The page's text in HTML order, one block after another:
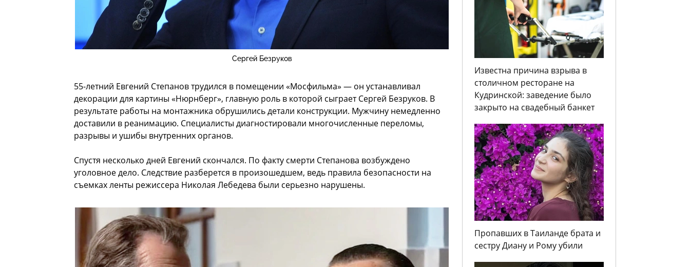
Сергей Безруков
55-летний Евгений Степанов трудился в помещении «Мосфильма» — он устанавливал
декорации для картины «Нюрнберг», главную роль в которой сыграет Сергей Безруков. В
результате работы на монтажника обрушились детали конструкции. Мужчину немедленно
доставили в реанимацию. Специалисты диагностировали многочисленные переломы,
разрывы и ушибы внутренних органов.
Спустя несколько дней Евгений скончался. По факту смерти Степанова возбуждено
уголовное дело. Следствие разберется в произошедшем, ведь правила безопасности на
съемках ленты режиссера Николая Лебедева были серьезно нарушены.
Известна причина взрыва в
столичном ресторане на
Кудринской: заведение было
закрыто на свадебный банкет
Пропавших в Таиланде брата и
сестру Диану и Рому убили